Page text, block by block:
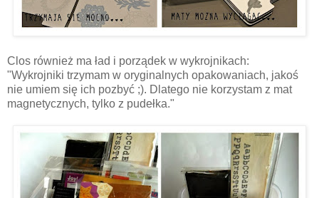
Clos również ma ład i porządek w wykrojnikach:
"Wykrojniki trzymam w oryginalnych opakowaniach, jakoś
nie umiem się ich pozbyć ;). Dlatego nie korzystam z mat
magnetycznych, tylko z pudełka."